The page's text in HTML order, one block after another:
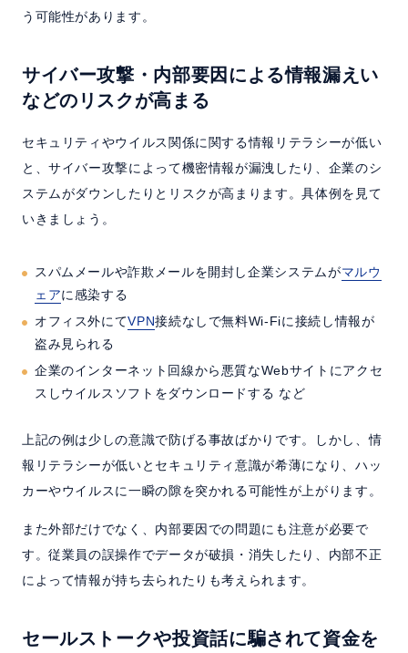
う可能性があります。
サイバー攻撃・内部要因による情報漏えい
などのリスクが高まる
セキュリティやウイルス関係に関する情報リテラシーが低い
と、サイバー攻撃によって機密情報が漏洩したり、企業のシ
ステムがダウンしたりとリスクが高まります。具体例を見て
いきましょう。
スパムメールや詐欺メールを開封し企業システムがマルウ
ェアに感染する
オフィス外にてVPN接続なしで無料Wi-Fiに接続し情報が
盗み見られる
企業のインターネット回線から悪質なWebサイトにアクセ
スしウイルスソフトをダウンロードする など
上記の例は少しの意識で防げる事故ばかりです。しかし、情
報リテラシーが低いとセキュリティ意識が希薄になり、ハッ
カーやウイルスに一瞬の隙を突かれる可能性が上がります。
また外部だけでなく、内部要因での問題にも注意が必要で
す。従業員の誤操作でデータが破損・消失したり、内部不正
によって情報が持ち去られたりも考えられます。
セールストークや投資話に騙されて資金を